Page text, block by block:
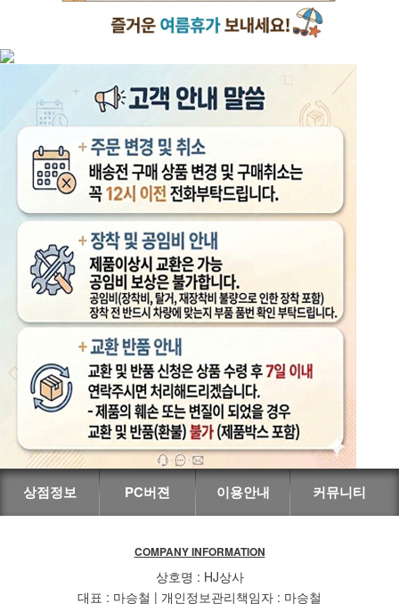
상점정보 PC버젼 이용안내 커뮤니티
COMPANY INFORMATION
상호명 : HJ상사
대표 : 마승철 | 개인정보관리책임자 : 마승철